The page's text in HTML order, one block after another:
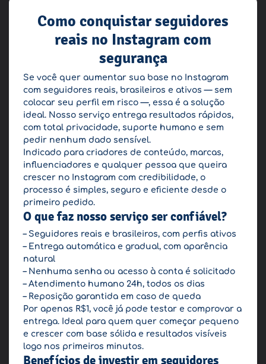
Como conquistar seguidores
reais no Instagram com
segurança
Se você quer aumentar sua base no Instagram
com seguidores reais, brasileiros e ativos — sem
colocar seu perfil em risco —, essa é a solução
ideal. Nosso serviço entrega resultados rápidos,
com total privacidade, suporte humano e sem
pedir nenhum dado sensível.
Indicado para criadores de conteúdo, marcas,
influenciadores e qualquer pessoa que queira
crescer no Instagram com credibilidade, o
processo é simples, seguro e eficiente desde o
primeiro pedido.
O que faz nosso serviço ser confiável?
– Seguidores reais e brasileiros, com perfis ativos
– Entrega automática e gradual, com aparência
natural
– Nenhuma senha ou acesso à conta é solicitado
– Atendimento humano 24h, todos os dias
– Reposição garantida em caso de queda
Por apenas R$1, você já pode testar e comprovar a
entrega. Ideal para quem quer começar pequeno
e crescer com base sólida e resultados visíveis
logo nos primeiros minutos.
Benefícios de investir em seguidores